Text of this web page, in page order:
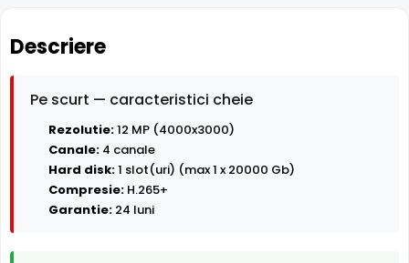
Descriere
Pe scurt — caracteristici cheie
Rezolutie:12 MP (4000x3000)
Canale: 4 canale
Hard disk:1 slot(uri) (max 1 x 20000 Gb)
Compresie: H.265+
Garantie: 24 luni